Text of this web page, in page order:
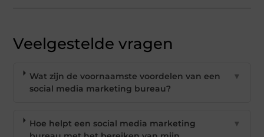
Veelgestelde vragen
Wat zijn de voornaamste voordelen van een
social media marketing bureau?
▼
Hoe helpt een social media marketing
▼